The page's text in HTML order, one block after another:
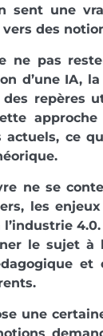
sent une
des
ne pas
d’une IA,
repères
actuels, ce
ne se
les
l’industrie
le sujet
une